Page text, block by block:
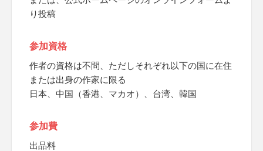
り投稿
参加資格
作者の資格は不問、ただしそれぞれ以下の国に在住
または出身の作家に限る
日本、中国（香港、マカオ）、台湾、韓国
参加費
出品料